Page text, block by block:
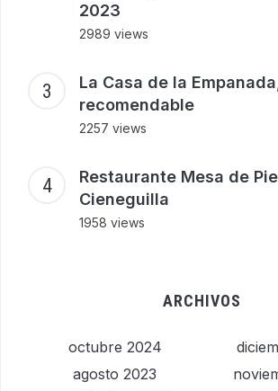
2023
2989 views
La Casa de la
recomendable
2257 views
Restaurante Mesa de
Cieneguilla
1958 views
ARCHIVOS
octubre 2024
agosto 2023